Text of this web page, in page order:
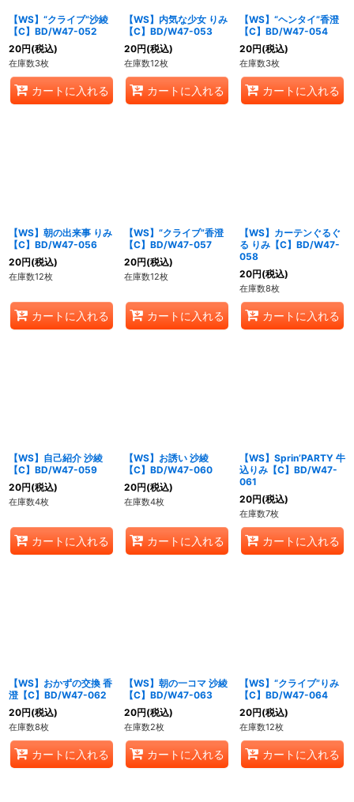
【WS】“クライブ”沙綾
【C】BD/W47-052
20円(税込)
在庫数3枚
カートに入れる
【WS】内気な少女 りみ
【C】BD/W47-053
20円(税込)
在庫数12枚
カートに入れる
【WS】“ヘンタイ”香澄
【C】BD/W47-054
20円(税込)
在庫数3枚
カートに入れる
【WS】朝の出来事 りみ
【C】BD/W47-056
20円(税込)
在庫数12枚
カートに入れる
【WS】“クライブ”香澄
【C】BD/W47-057
20円(税込)
在庫数12枚
カートに入れる
【WS】カーテンぐるぐ
る りみ【C】BD/W47-
058
20円(税込)
在庫数8枚
カートに入れる
【WS】自己紹介 沙綾
【C】BD/W47-059
20円(税込)
在庫数4枚
カートに入れる
【WS】お誘い 沙綾
【C】BD/W47-060
20円(税込)
在庫数4枚
カートに入れる
【WS】Sprin’PARTY 牛
込りみ【C】BD/W47-
061
20円(税込)
在庫数7枚
カートに入れる
【WS】おかずの交換 香
澄【C】BD/W47-062
20円(税込)
在庫数8枚
カートに入れる
【WS】朝の一コマ 沙綾
【C】BD/W47-063
20円(税込)
在庫数2枚
カートに入れる
【WS】“クライブ”りみ
【C】BD/W47-064
20円(税込)
在庫数12枚
カートに入れる